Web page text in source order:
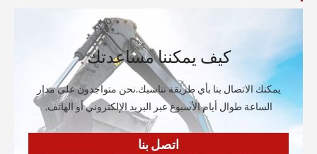
كيف يمكننا مساعدتك
يمكنك الاتصال بنا بأي طريقة تناسبك.نحن متواجدون على مدار
الساعة طوال أيام الأسبوع عبر البريد الإلكتروني أو الهاتف.
اتصل بنا